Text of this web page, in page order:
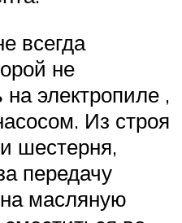
всегда
не
электропиле ,
Из строя
шестерня,
передачу
масляную